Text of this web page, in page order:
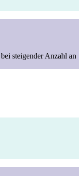
steigender Anzahl an